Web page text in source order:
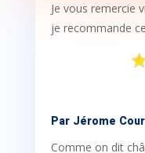
Je vous remercie
je recommande
Par Jérome
Comme on dit